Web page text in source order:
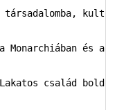
társadalomba,
Monarchiában és
család